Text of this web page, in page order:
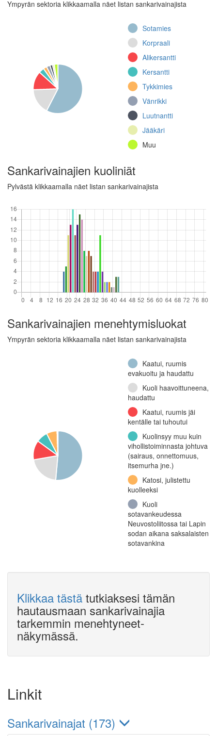
Jalkaväkirykmentti 3,
8. komppania (Jatkosota)
Jalkaväkirykmentti 46
(Jatkosota)
12.
rajajääkärikomppania
(Jatkosota)
45, 9. komppania
(Jatkosota)
Jalkaväkirykmentti
12, I pataljoona (Talvisota)
25, 3. komppania
(Jatkosota)
7, II patteristo, 3. patteri
(Jatkosota)
Ympyrän sektoria klikkaamalla näet listan sankarivainajista
Sotamies
Korpraali
Alikersantti
Kersantti
Tykkimies
Vänrikki
Luutnantti
Jääkäri
Muu
Sankarivainajien kuoliniät
Pylvästä klikkaamalla näet listan sankarivainajista
Sankarivainajien menehtymisluokat
Ympyrän sektoria klikkaamalla näet listan sankarivainajista
Kaatui, ruumis
evakuoitu ja haudattu
Kuoli haavoittuneena,
haudattu
Kaatui, ruumis jäi
kentälle tai tuhoutui
Kuolinsyy muu kuin
vihollistoiminnasta johtuva
(sairaus, onnettomuus,
itsemurha jne.)
Katosi, julistettu
kuolleeksi
Kuoli
sotavankeudessa
Neuvostoliitossa tai Lapin
sodan aikana saksalaisten
sotavankina
Klikkaa tästä tutkiaksesi tämän
hautausmaan sankarivainajia
tarkemmin menehtyneet-
näkymässä.
Linkit
Sankarivainajat (173)